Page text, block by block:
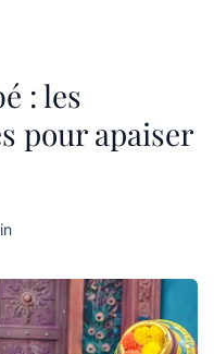
: les
pour apaiser